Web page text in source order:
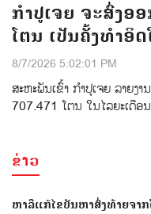
ກຳປູເຈຍ ຈະສົ່ງອ
ໂຕນ ເປັນຄັ້ງທຳອິດ
8/7/2026 5:02:01 PM
ສະຫະພັນເຂົ້າ ກຳປູເຈຍ ລາຍງ
707.471 ໂຕນ ໃນໄລຍະເດື
ຂ່າວ
ຫາລືແກ້ໄຂບັນຫາສົ່ງທ້າຍຈາກ